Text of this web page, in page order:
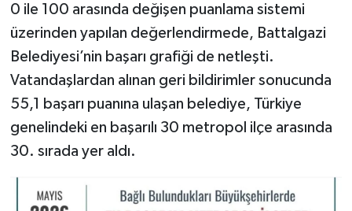
0 ile 100 arasında değişen puanlama sistemi
üzerinden yapılan değerlendirmede, Battalgazi
Belediyesi’nin başarı grafiği de netleşti.
Vatandaşlardan alınan geri bildirimler sonucunda
55,1 başarı puanına ulaşan belediye, Türkiye
genelindeki en başarılı 30 metropol ilçe arasında
30. sırada yer aldı.